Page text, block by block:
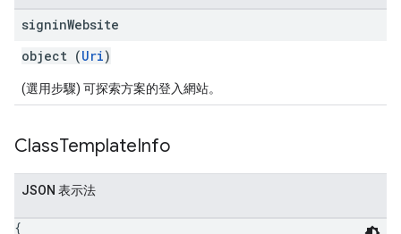
signinWebsite
object (Uri)
(選用步驟) 可探索方案的登入網站。
ClassTemplateInfo
JSON 表示法
{